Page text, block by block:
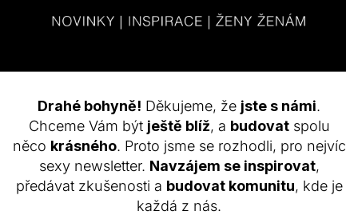
Drahé bohyně! Děkujeme, že jste s námi.
Chceme Vám být ještě blíž, a budovatspolu
něco krásného. Proto jsme se rozhodli, pro nejvíc
sexy newsletter. Navzájem se inspirovat,
předávat zkušenosti a budovat komunitu, kde je
každá z nás.